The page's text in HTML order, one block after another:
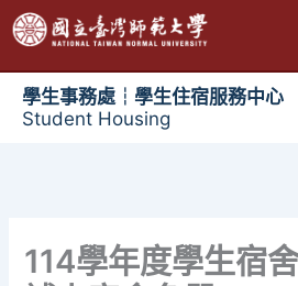
至
學生事務處┆學生住宿服務中心
Student Housing
114學年度學生宿